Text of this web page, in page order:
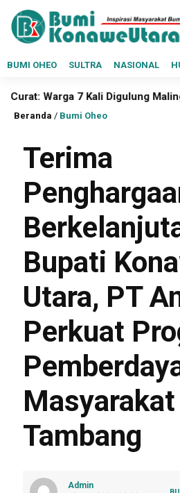
BUMI OHEO SULTRA NASIONAL
Kali Digulung Maling, Polisi
Beranda / Bumi Oheo
Terima
Bupati
Utara, PT
Perkuat
Tambang
Admin